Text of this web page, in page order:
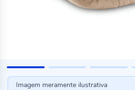
Imagem meramente ilustrativa